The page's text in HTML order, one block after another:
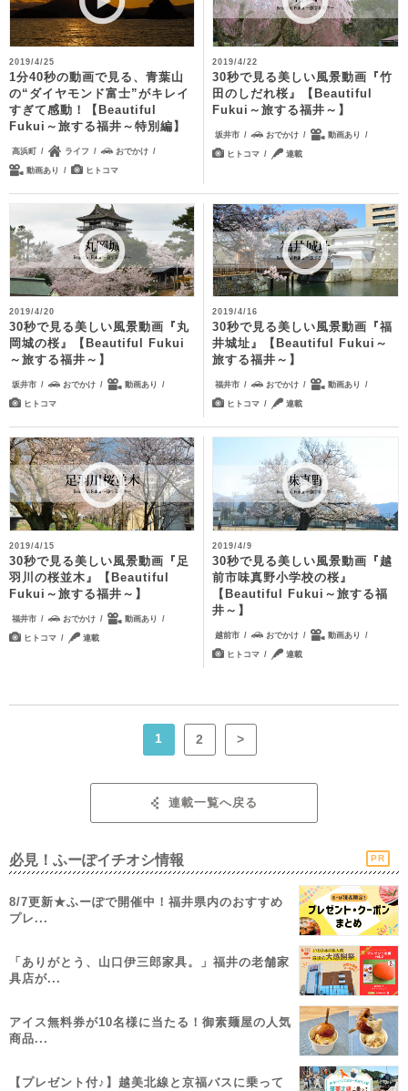
2019/4/25
1分40秒の動画で見る、青葉山
の“ダイヤモンド富士”がキレイ
すぎて感動！【Beautiful
Fukui～旅する福井～特別編】
高浜町 ライフ おでかけ
動画あり ヒトコマ
2019/4/22
30秒で見る美しい風景動画『竹
田のしだれ桜』【Beautiful
Fukui～旅する福井～】
坂井市 おでかけ 動画あり
ヒトコマ 連載
2019/4/20
30秒で見る美しい風景動画『丸
岡城の桜』【Beautiful Fukui
～旅する福井～】
坂井市 おでかけ 動画あり
ヒトコマ
2019/4/16
30秒で見る美しい風景動画『福
井城址』【Beautiful Fukui～
旅する福井～】
福井市 おでかけ 動画あり
ヒトコマ 連載
2019/4/15
30秒で見る美しい風景動画『足
羽川の桜並木』【Beautiful
Fukui～旅する福井～】
福井市 おでかけ 動画あり
ヒトコマ 連載
2019/4/9
30秒で見る美しい風景動画『越
前市味真野小学校の桜』
【Beautiful Fukui～旅する福
井～】
越前市 おでかけ 動画あり
ヒトコマ 連載
1 2 >
連載一覧へ戻る
必見！ふーぽイチオシ情報 PR
8/7更新★ふーぽで開催中！福井県内のおすすめ
プレ...
「ありがとう、山口伊三郎家具。」福井の老舗家
具店が...
アイス無料券が10名様に当たる！御素麺屋の人気
商品...
【プレゼント付♪】越美北線と京福バスに乗って